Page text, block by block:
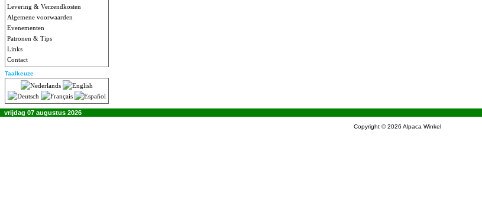
Levering & Verzendkosten
Algemene voorwaarden
Evenementen
Patronen & Tips
Links
Contact
Taalkeuze
vrijdag 07 augustus 2026
Copyright © 2026 Alpaca Winkel